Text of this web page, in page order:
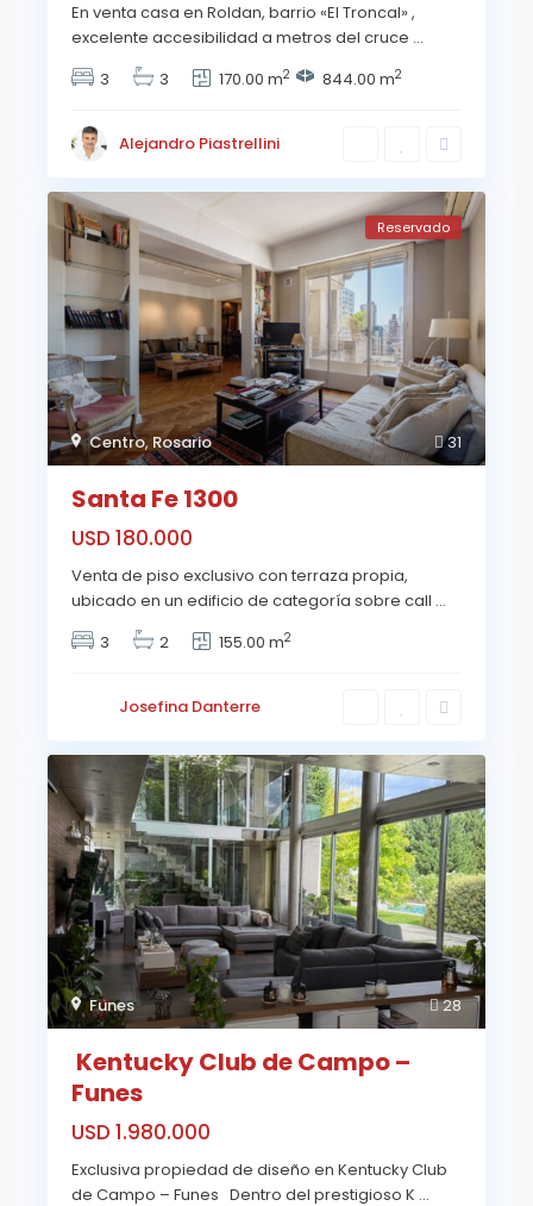
En venta casa en Roldan, barrio «El Troncal» ,
excelente accesibilidad a metros del cruce ...
3
3 170.00 m2 844.00 m2
Alejandro Piastrellini
31
Centro, Rosario
Reservado
Santa Fe 1300
USD 180.000
Venta de piso exclusivo con terraza propia,
ubicado en un edificio de categoría sobre call ...
3
2 155.00 m2
Josefina Danterre
28
Funes
Kentucky Club de Campo –
Funes
USD 1.980.000
Exclusiva propiedad de diseño en Kentucky Club
de Campo – Funes Dentro del prestigioso K ...